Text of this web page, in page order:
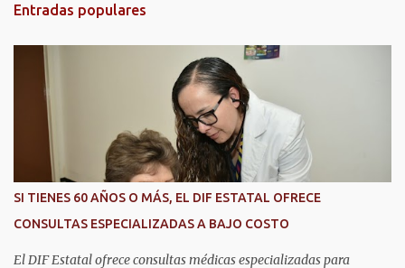
Entradas populares
SI TIENES 60 AÑOS O MÁS, EL DIF ESTATAL OFRECE
CONSULTAS ESPECIALIZADAS A BAJO COSTO
El DIF Estatal ofrece consultas médicas especializadas para